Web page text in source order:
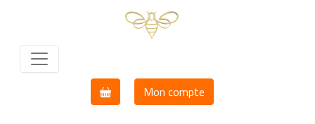
Mon compte